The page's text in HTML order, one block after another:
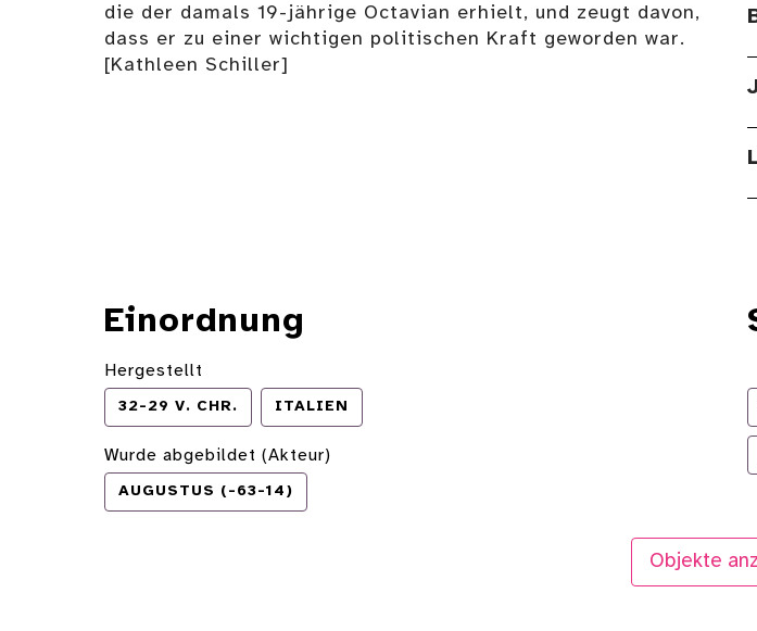
die der damals 19-jährige Octavian erhielt, und zeugt davon,
dass er zu einer wichtigen politischen Kraft geworden war.
[Kathleen Schiller]
Einordnung
Hergestellt
32-29 V. CHR. ITALIEN
Wurde abgebildet (Akteur)
AUGUSTUS (-63-14)
Objekte